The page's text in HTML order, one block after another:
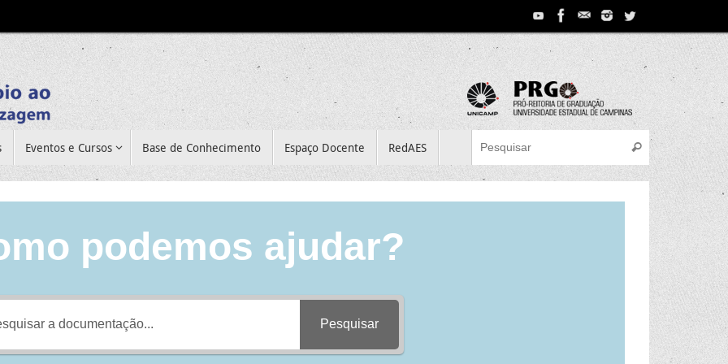
Eventos e Cursos Base de Conhecimento Espaço Docente RedAES
Search for:
Pesquisar
podemos ajudar?
Pesquisar